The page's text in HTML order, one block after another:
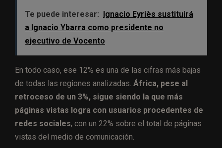
Te puede interesar:
Ignacio Eyriès sustituirá
a Ignacio Ybarra como presidente no
ejecutivo de Vocento
En todo caso, ese 12% es una de las cifras más bajas
de todas las regiones analizadas. África, pese al
retroceso de un 3%, sigue siendo la que más
páginas vistas logra con usuarios procedentes de
redes sociales, con un 22% sobre el total de páginas
vistas del medio de comunicación.